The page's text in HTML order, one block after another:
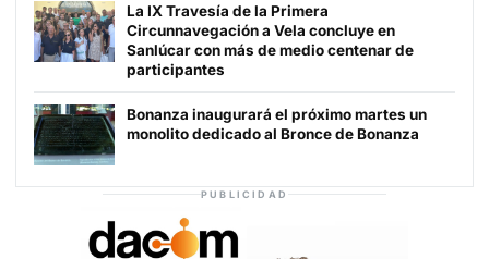
La IX Travesía de la Primera
Circunnavegación a Vela concluye en
Sanlúcar con más de medio centenar de
participantes
Bonanza inaugurará el próximo martes un
monolito dedicado al Bronce de Bonanza
PUBLICIDAD